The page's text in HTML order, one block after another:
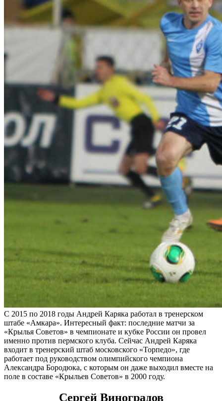
С 2015 по 2018 годы Андрей Каряка работал в тренерском
штабе «Амкара». Интересный факт: последние матчи за
«Крылья Советов» в чемпионате и кубке России он провел
именно против пермского клуба. Сейчас Андрей Каряка
входит в тренерский штаб московского «Торпедо», где
работает под руководством олимпийского чемпиона
Александра Бородюка, с которым он даже выходил вместе на
поле в составе «Крыльев Советов» в 2000 году.
Сергей Виноградов